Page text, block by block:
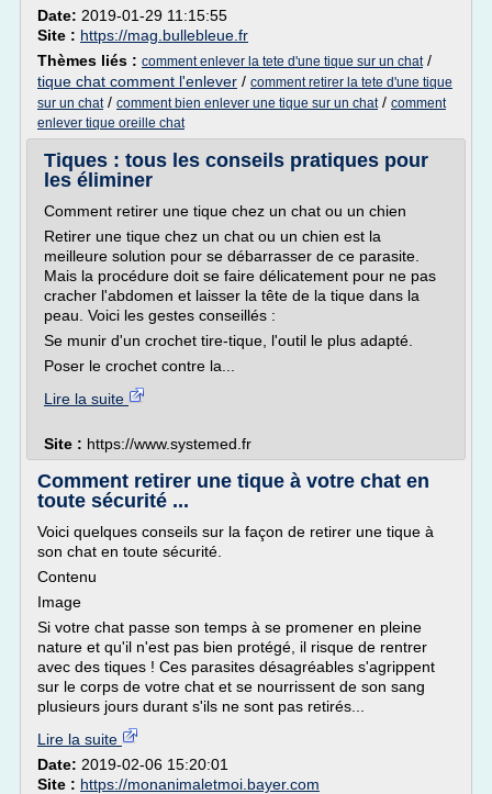
Date: 2019-01-29 11:15:55
Site : https://mag.bullebleue.fr
Thèmes liés : comment enlever la tete d'une tique sur un chat/
tique chat comment l'enlever / comment retirer la tete d'une tique
sur un chat/ comment bien enlever une tique sur un chat/ comment
enlever tique oreille chat
Tiques : tous les conseils pratiques pour
les éliminer
Comment retirer une tique chez un chat ou un chien
Retirer une tique chez un chat ou un chien est la
meilleure solution pour se débarrasser de ce parasite.
Mais la procédure doit se faire délicatement pour ne pas
cracher l'abdomen et laisser la tête de la tique dans la
peau. Voici les gestes conseillés :
Se munir d'un crochet tire-tique, l'outil le plus adapté.
Poser le crochet contre la...
Lire la suite
Site : https://www.systemed.fr
Comment retirer une tique à votre chat en
toute sécurité ...
Voici quelques conseils sur la façon de retirer une tique à
son chat en toute sécurité.
Contenu
Image
Si votre chat passe son temps à se promener en pleine
nature et qu'il n'est pas bien protégé, il risque de rentrer
avec des tiques ! Ces parasites désagréables s'agrippent
sur le corps de votre chat et se nourrissent de son sang
plusieurs jours durant s'ils ne sont pas retirés...
Lire la suite
Date: 2019-02-06 15:20:01
Site : https://monanimaletmoi.bayer.com